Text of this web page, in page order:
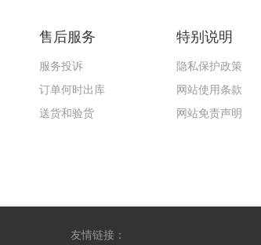
售后服务
服务投诉
订单何时出库
送货和验货
特别说明
隐私保护政策
网站使用条款
网站免责声明
友情链接：